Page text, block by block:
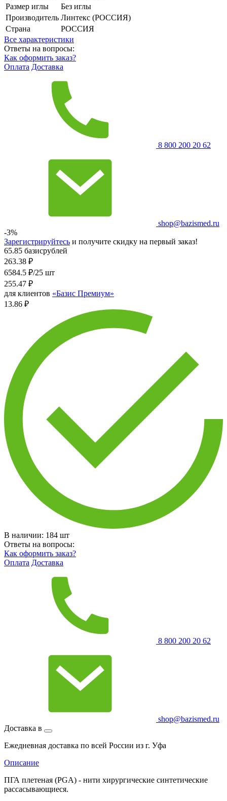
Размер иглы
Без иглы
Производитель Линтекс (РОССИЯ)
Страна
РОССИЯ
Все характеристики
Ответы на вопросы:
Как оформить заказ?
Оплата Доставка
8 800 200 20 62
shop@bazismed.ru
-3%
Зарегистрируйтесь и получите скидку на первый заказ!
65.85 базисрублей
263.38 ₽
6584.5 ₽/25 шт
255.47 ₽
для клиентов «Базис Премиум»
13.86 ₽
В наличии: 184 шт
Ответы на вопросы:
Как оформить заказ?
Оплата Доставка
8 800 200 20 62
shop@bazismed.ru
Доставка в
Ежедневная доставка по всей России из г. Уфа
Описание
ПГА плетеная (PGA) - нити хирургические синтетические
рассасывающиеся.